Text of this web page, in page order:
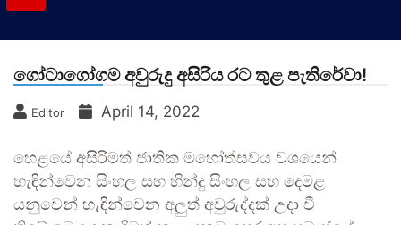
ගෝටාගෝගම අවුරුදු අසිරිය රට තුළ පැතිරේවා!
Editor April 14, 2022
හෙළයේ අසිරිමත් ජාතික මහෝත්සවය වශයෙන්
හැඳින්වෙන සිංහල සහ හින්දු සිංහල සහ දෙමළ
යනුවෙන් හැඳින්වෙන අලුත් අවුරුද්දක් උදා වී